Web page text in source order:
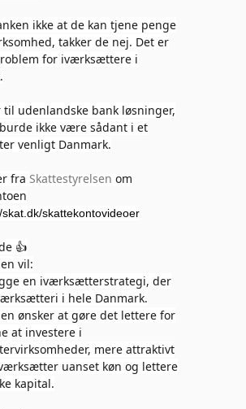
ikke at de kan tjene penge
takker de nej. Det er
for iværksættere i
til udenlandske bank løsninger,
ikke være sådant i et
venligt Danmark.
fra Skattestyrelsen om
skat.dk/skattekontovideoer
👍
vil:
en iværksætterstrategi, der
i hele Danmark.
ønsker at gøre det lettere for
at investere i
mere attraktivt
uanset køn og lettere
kapital.